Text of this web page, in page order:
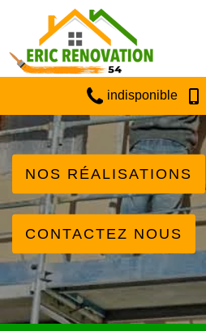
indisponible
NOS RÉALISATIONS
CONTACTEZ NOUS